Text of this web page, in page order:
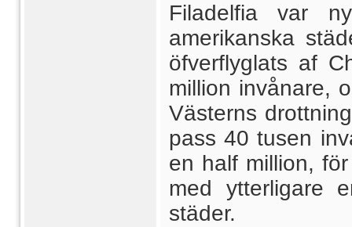
Filadelfia var
amerikanska
öfverflyglats af
million invånare,
Västerns
pass 40 tusen
en half million,
med ytterligare
städer.